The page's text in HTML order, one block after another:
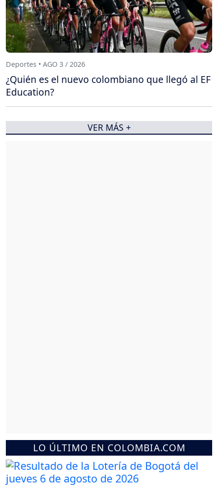
LO ÚLTIMO EN COLOMBIA.COM
Deportes • AGO 3 / 2026
¿Quién es el nuevo colombiano que llegó al EF
Education?
VER MÁS +